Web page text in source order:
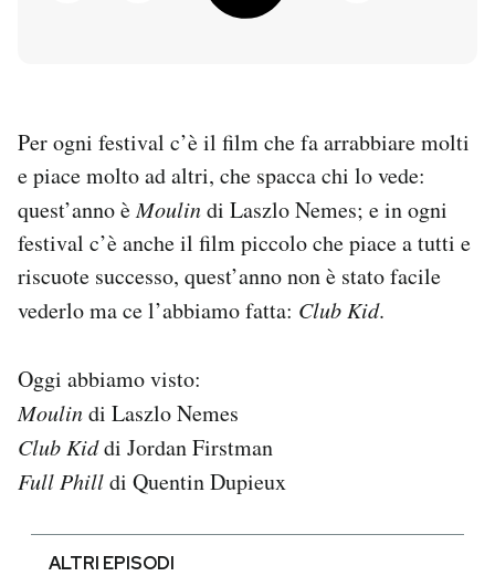
Entra
Per ogni festival c’è il film che fa arrabbiare molti
e piace molto ad altri, che spacca chi lo vede:
quest’anno èMoulindi Laszlo Nemes; e in ogni
festival c’è anche il film piccolo che piace a tutti e
riscuote successo, quest’anno non è stato facile
vederlo ma ce l’abbiamo fatta: Club Kid.
Oggi abbiamo visto:
Moulindi Laszlo Nemes
Club Kiddi Jordan Firstman
Full Philldi Quentin Dupieux
ALTRI EPISODI